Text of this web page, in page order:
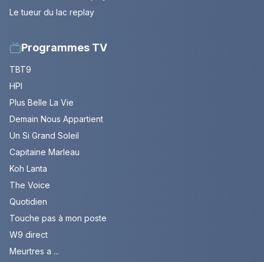
Le tueur du lac replay
Programmes TV
TBT9
HPI
Plus Belle La Vie
Demain Nous Appartient
Un Si Grand Soleil
Capitaine Marleau
Koh Lanta
The Voice
Quotidien
Touche pas à mon poste
W9 direct
Meurtres a ...